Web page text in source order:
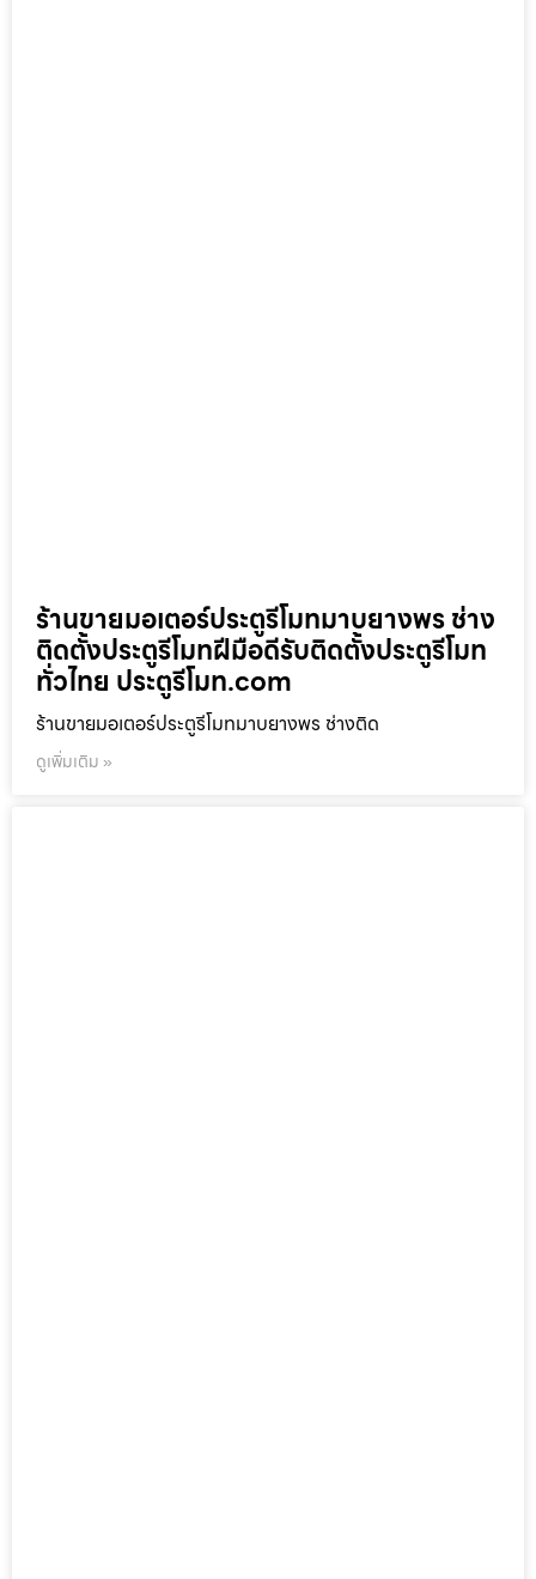
ร้านขายมอเตอร์ประตูรีโมทมาบยางพร ช่าง
ติดตั้งประตูรีโมทฝีมือดีรับติดตั้งประตูรีโมท
ทั่วไทย ประตูรีโมท.com
ร้านขายมอเตอร์ประตูรีโมทมาบยางพร ช่างติด
ดูเพิ่มเติม »